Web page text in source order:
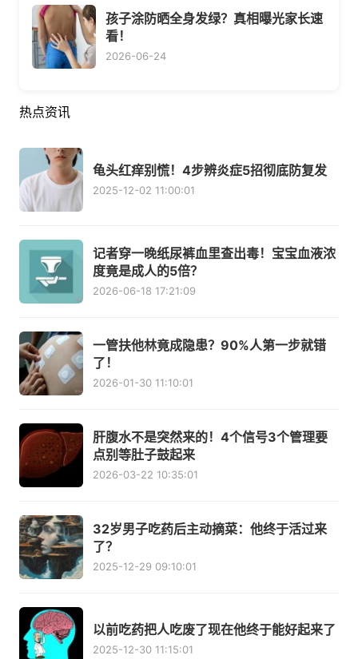
孩子涂防晒全身发绿？真相曝光家长速
看！
2026-06-24
热点资讯
龟头红痒别慌！4步辨炎症5招彻底防复发
2025-12-02 11:00:01
记者穿一晚纸尿裤血里查出毒！宝宝血液浓
度竟是成人的5倍？
2026-06-18 17:21:09
一管扶他林竟成隐患？90%人第一步就错
了！
2026-01-30 11:10:01
肝腹水不是突然来的！4个信号3个管理要
点别等肚子鼓起来
2026-03-22 10:35:01
32岁男子吃药后主动摘菜：他终于活过来
了？
2025-12-29 09:10:01
以前吃药把人吃废了现在他终于能好起来了
2025-12-30 11:15:01